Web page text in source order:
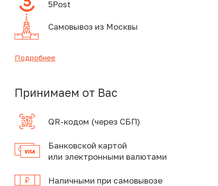
5Post
Самовывоз из Москвы
Подробнее
Принимаем от Вас
QR-кодом (через СБП)
Банковской картой
или электронными валютами
Наличными при самовывозе